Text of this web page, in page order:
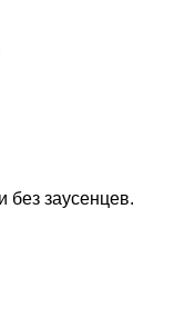
без заусенцев.